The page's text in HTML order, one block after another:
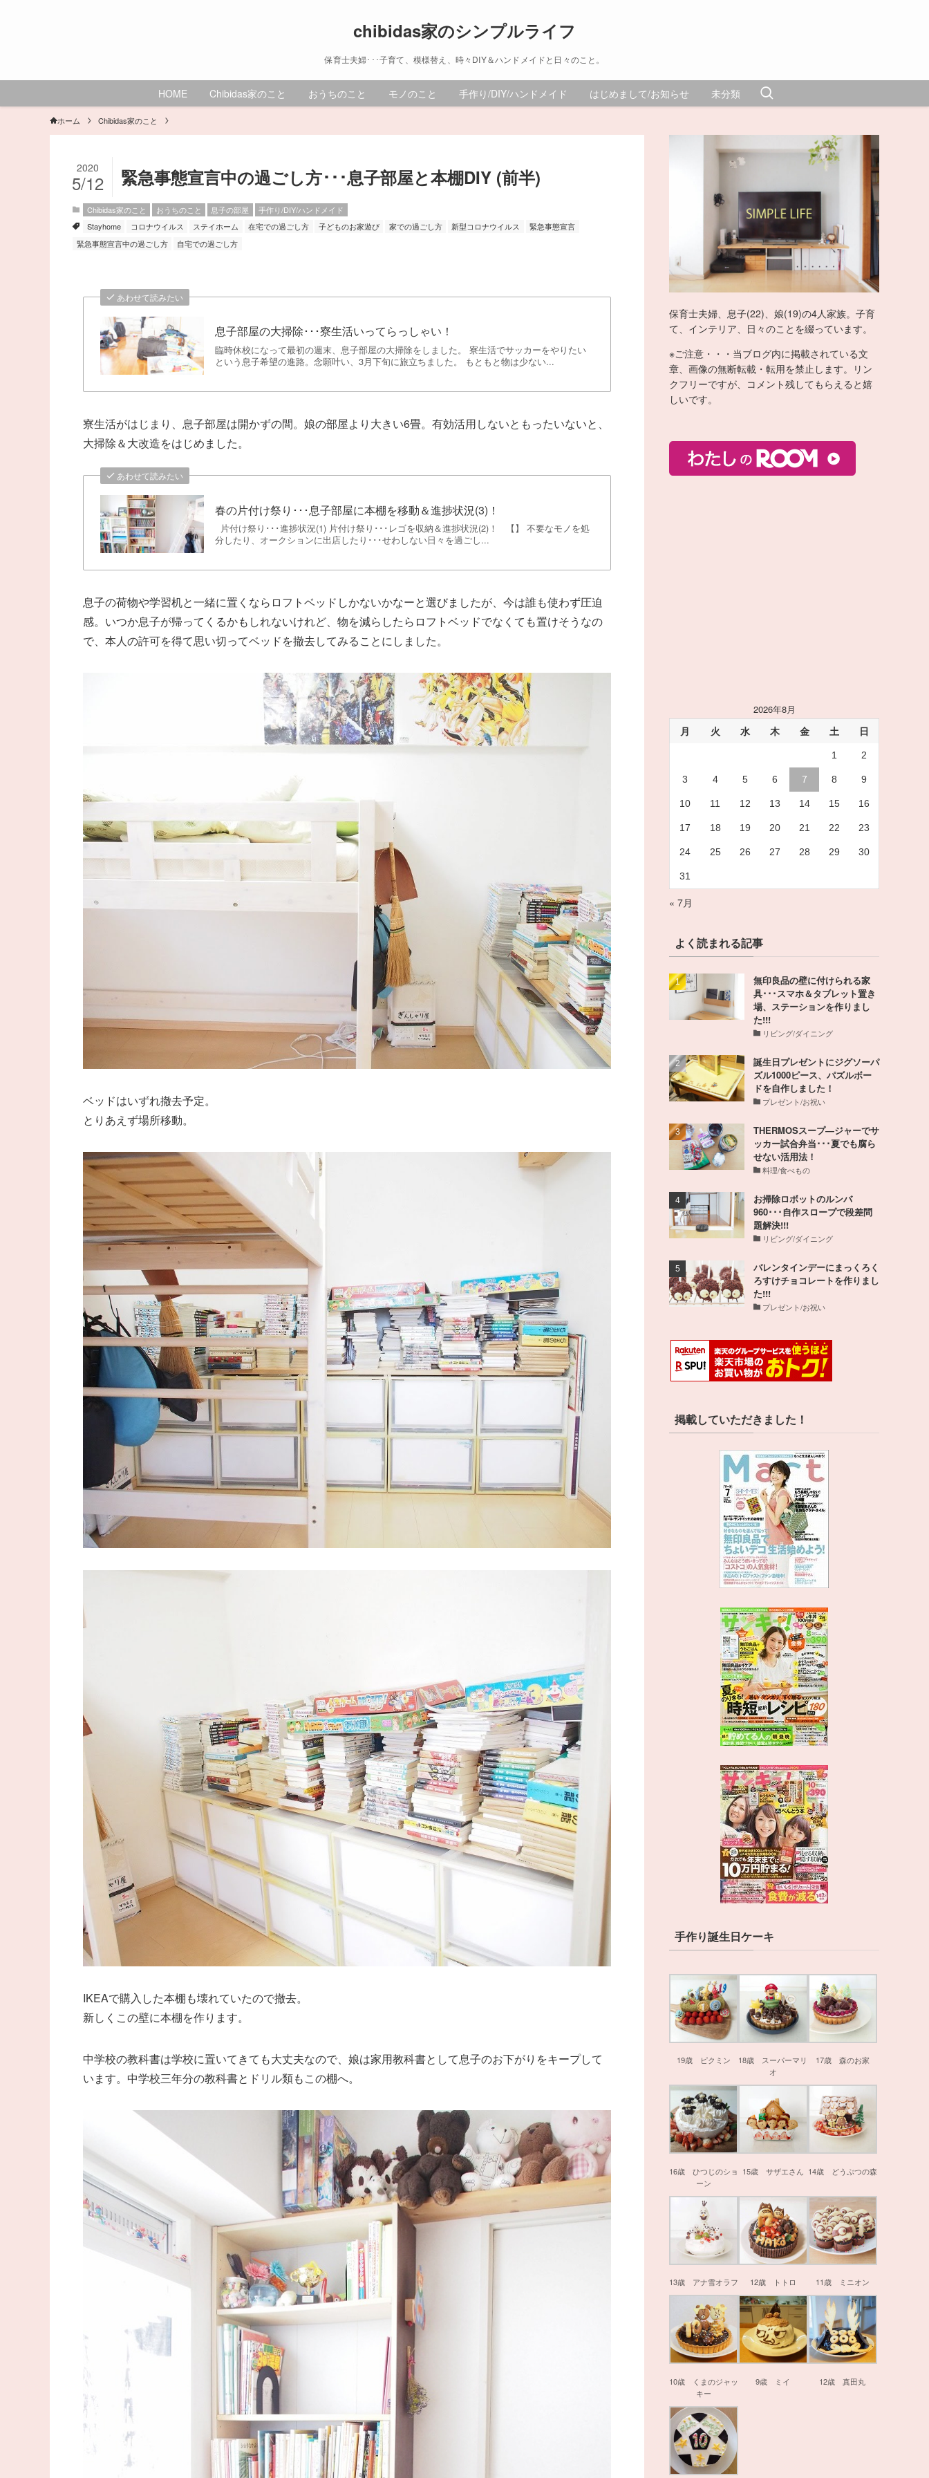
chibidas家のシンプルライフ
保育士夫婦･･･子育て、模様替え、時々DIY＆ハンドメイドと日々のこと。
HOME Chibidas家のこと おうちのこと モノのこと 手作り/DIY/ハンドメイド はじめまして/お知らせ 未分類
ホーム Chibidas家のこと
緊急事態宣言中の過ごし方･･･息子部屋と本棚DIY (前半)
2020
5/12
Chibidas家のこと おうちのこと 息子の部屋
手作り/DIY/ハンドメイド
Stayhome
コロナウイルス ステイホーム 在宅での過ごし方 子どものお家遊び 家での過ごし方 新型コロナウイルス
緊急事態宣言
緊急事態宣言中の過ごし方
自宅での過ごし方
あわせて読みたい
息子部屋の大掃除･･･寮生活いってらっしゃい！
臨時休校になって最初の週末、息子部屋の大掃除をしました。 寮生活でサッカーをやりたい
という息子希望の進路。念願叶い、3月下旬に旅立ちました。 もともと物は少ない...
寮生活がはじまり、息子部屋は開かずの間。娘の部屋より大きい6畳。有効活用しないともったいないと、
大掃除＆大改造をはじめました。
あわせて読みたい
春の片付け祭り･･･息子部屋に本棚を移動＆進捗状況(3)！
片付け祭り･･･進捗状況(1) 片付け祭り･･･レゴを収納＆進捗状況(2)！ 【】 不要なモノを処
分したり、オークションに出店したり･･･せわしない日々を過ごし...
息子の荷物や学習机と一緒に置くならロフトベッドしかないかなーと選びましたが、今は誰も使わず圧迫
感。いつか息子が帰ってくるかもしれないけれど、物を減らしたらロフトベッドでなくても置けそうなの
で、本人の許可を得て思い切ってベッドを撤去してみることにしました。
ベッドはいずれ撤去予定。
とりあえず場所移動。
IKEAで購入した本棚も壊れていたので撤去。
新しくこの壁に本棚を作ります。
中学校の教科書は学校に置いてきても大丈夫なので、娘は家用教科書として息子のお下がりをキープして
います。中学校三年分の教科書とドリル類もこの棚へ。
保育士夫婦、息子(22)、娘(19)の4人家族。子育
て、インテリア、日々のことを綴っています。
※ご注意・・・当ブログ内に掲載されている文
章、画像の無断転載・転用を禁止します。リン
クフリーですが、コメント残してもらえると嬉
しいです。
2026年8月
月 火 水 木 金 土 日
1 2
3 4 5 6 7 8 9
10 11 12 13 14 15 16
17 18 19 20 21 22 23
24 25 26 27 28 29 30
31
« 7月
よく読まれる記事
無印良品の壁に付けられる家
具･･･スマホ＆タブレット置き
場、ステーションを作りまし
た!!!
リビング/ダイニング
誕生日プレゼントにジグソーパ
ズル1000ピース、パズルボー
ドを自作しました！
プレゼント/お祝い
THERMOSスープ―ジャーでサ
ッカー試合弁当･･･夏でも腐ら
せない活用法！
料理/食べもの
お掃除ロボットのルンバ
960･･･自作スロープで段差問
題解決!!!
リビング/ダイニング
バレンタインデーにまっくろく
ろすけチョコレートを作りまし
た!!!
プレゼント/お祝い
掲載していただきました！
手作り誕生日ケーキ
19歳 ピクミン
18歳 スーパーマリ
オ
17歳 森のお家
16歳 ひつじのショ
ーン
15歳 サザエさん 14歳 どうぶつの森
13歳 アナ雪オラフ 12歳 トトロ 11歳 ミニオン
10歳 くまのジャッ
キー
9歳 ミイ 12歳 真田丸